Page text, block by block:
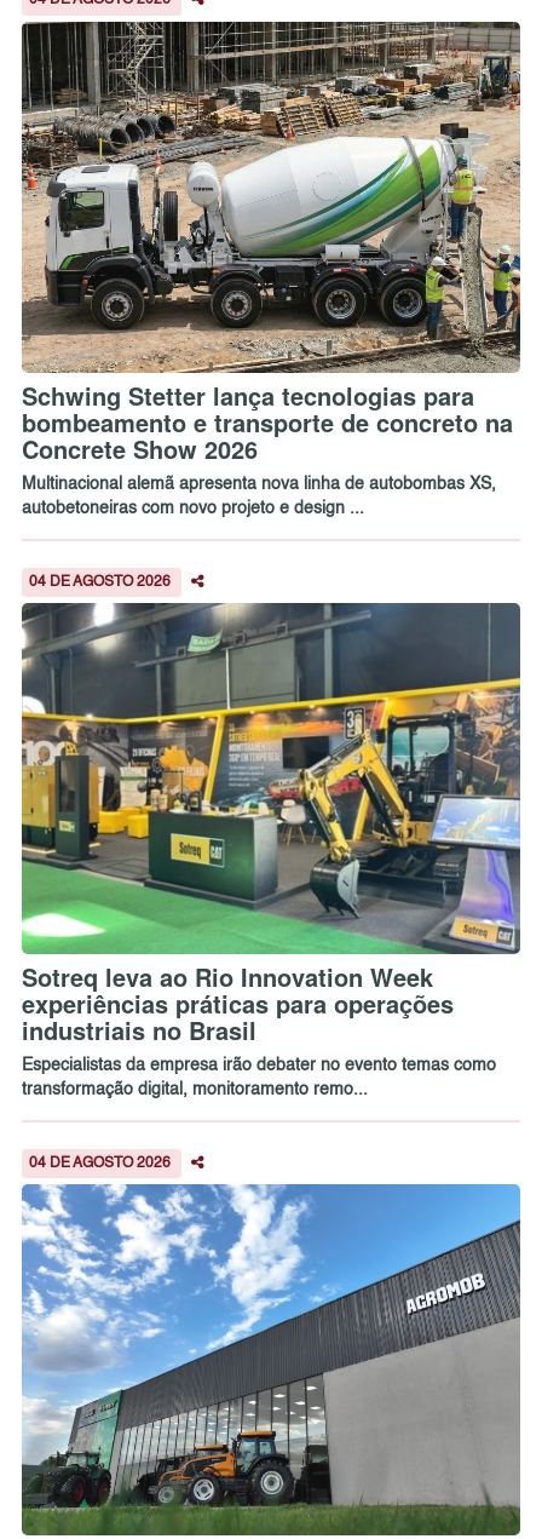
Schwing Stetter lança tecnologias para
bombeamento e transporte de concreto na
Concrete Show 2026
Multinacional alemã apresenta nova linha de autobombas XS,
autobetoneiras com novo projeto e design ...
04 DE AGOSTO 2026
Sotreq leva ao Rio Innovation Week
experiências práticas para operações
industriais no Brasil
Especialistas da empresa irão debater no evento temas como
transformação digital, monitoramento remo...
04 DE AGOSTO 2026